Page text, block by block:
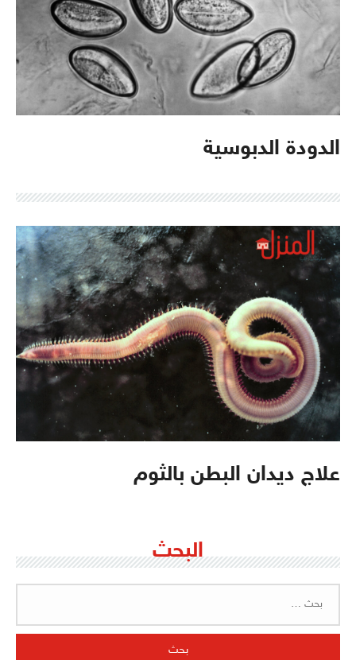
الدودة الدبوسية
علاج ديدان البطن بالثوم
البحث